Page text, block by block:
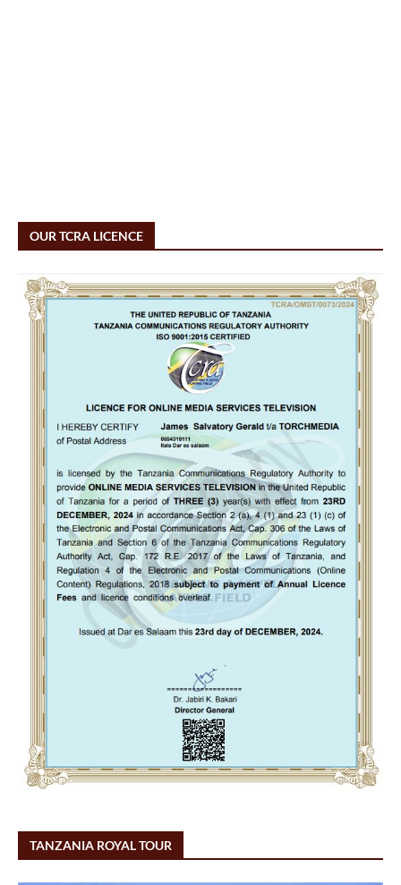
OUR TCRA LICENCE
TANZANIA ROYAL TOUR